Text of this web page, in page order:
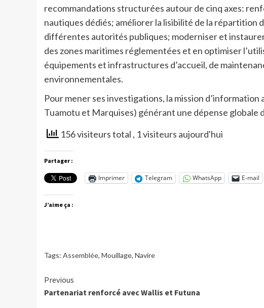
recommandations structurées autour de cinq axes:
nautiques dédiés; améliorer la lisibilité de la répartition
différentes autorités publiques; moderniser et
des zones maritimes réglementées et en optimiser
équipements et infrastructures d’accueil, de
environnementales.
Pour mener ses investigations, la mission d’information
Tuamotu et Marquises) générant une dépense globale
156 visiteurs total , 1 visiteurs aujourd'hui
Partager :
Imprimer Telegram WhatsApp E-mail
J’aime ça :
Tags: Assemblée, Mouillage, Navire
Continue
Reading
Previous
Partenariat renforcé avec Wallis et Futuna